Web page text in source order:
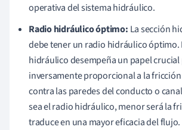
operativa del sistema hidráulico.
Radio hidráulico óptimo: La sección
debe tener un radio hidráulico óptimo.
hidráulico desempeña un papel
inversamente proporcional a la
contra las paredes del conducto o
sea el radio hidráulico, menor será la
traduce en una mayor eficacia del